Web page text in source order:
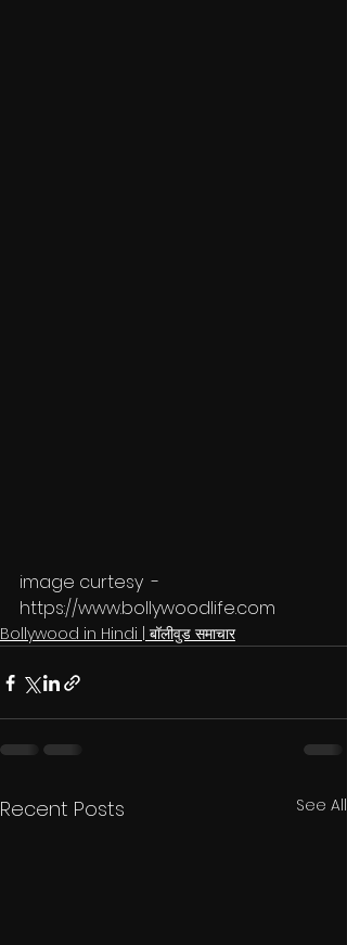
image curtesy  -
https://www.bollywoodlife.com
Bollywood in Hindi | बॉलीवुड समाचार
Recent Posts See All